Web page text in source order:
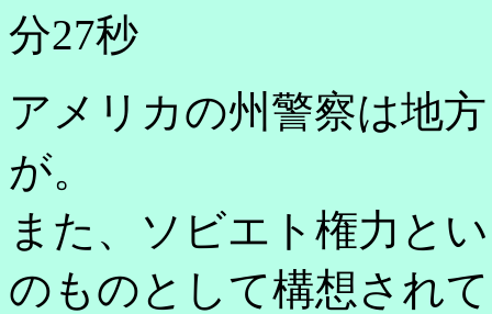
分27秒
アメリカの州警察は地
が。
また、ソビエト権力と
のものとして構想され